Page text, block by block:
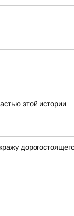
этой истории